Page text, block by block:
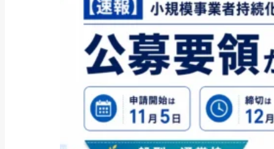
2026年最新版｜補助金の「内示」
とは？仕組み...
2025/08/04
カテゴリCATEGORY
特集記事
お役立ち情報